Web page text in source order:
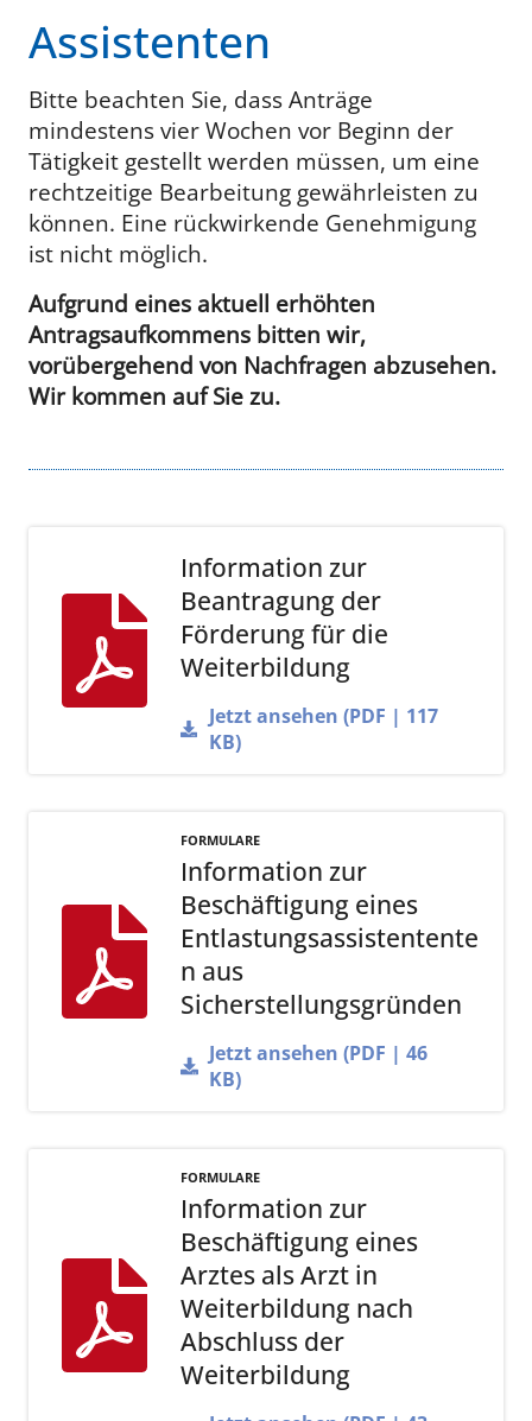
Assistenten
Bitte beachten Sie, dass Anträge
mindestens vier Wochen vor Beginn der
Tätigkeit gestellt werden müssen, um eine
rechtzeitige Bearbeitung gewährleisten zu
können. Eine rückwirkende Genehmigung
ist nicht möglich.
Aufgrund eines aktuell erhöhten
Antragsaufkommens bitten wir,
vorübergehend von Nachfragen abzusehen.
Wir kommen auf Sie zu.
Information zur
Beantragung der
Förderung für die
Weiterbildung
Jetzt ansehen (PDF | 117
KB)
FORMULARE
Information zur
Beschäftigung eines
Entlastungsassistentente
n aus
Sicherstellungsgründen
Jetzt ansehen (PDF | 46
KB)
FORMULARE
Information zur
Beschäftigung eines
Arztes als Arzt in
Weiterbildung nach
Abschluss der
Weiterbildung